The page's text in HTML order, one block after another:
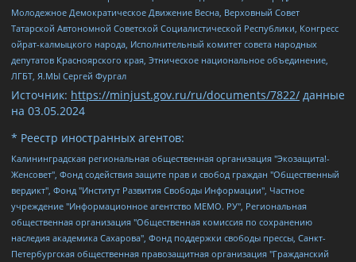
Молодежное Демократическое Движение Весна, Верховный Совет
Татарской Автономной Советской Социалистической Республики, Конгресс
ойрат-калмыцкого народа, Исполнительный комитет совета народных
депутатов Красноярского края, Этническое национальное объединение,
ЛГБТ, Я.МЫ Сергей Фургал
Источник: https://minjust.gov.ru/ru/documents/7822/ данные
на 03.05.2024
* Реестр иностранных агентов:
Калининградская региональная общественная организация "Экозащита!-Женсовет", Фонд содействия защите прав и свобод граждан "Общественный вердикт", Фонд "Институт Развития Свободы Информации", Частное учреждение "Информационное агентство МЕМО. РУ", Региональная общественная организация "Общественная комиссия по сохранению наследия академика Сахарова", Фонд поддержки свободы прессы, Санкт-Петербургская общественная правозащитная организация "Гражданский контроль", Межрегиональная общественная организация "Информационно-просветительский центр "Мемориал", Региональный Фонд "Центр Защиты Прав Средств Массовой Информации", с 05.12.2023 Фонд "Центр Защиты Прав Средств массовой информации", Региональная общественная благотворительная организация помощи беженцам и мигрантам "Гражданское содействие", Негосударственное образовательное учреждение дополнительного профессионального образования (повышение квалификации) специалистов "АКАДЕМИЯ ПО ПРАВАМ ЧЕЛОВЕКА", Свердловская региональная общественная организация "Сутяжник", Автономная некоммерческая организация "Центр независимых социологических исследований", Союз общественных объединений "Российский исследовательский центр по правам человека", Региональное общественное учреждение научно-информационный центр "МЕМОРИАЛ", Некоммерческая организация "Фонд защиты гласности", Автономная некоммерческая организация "Институт прав человека", Городская общественная организация "Екатеринбургское общество "МЕМОРИАЛ", Городская общественная организация "Рязанское историко-просветительское и правозащитное общество "Мемориал" (Рязанский Мемориал), Челябинский региональный орган общественной самодеятельности – женское общественное объединение "Женщины Евразии", Челябинский региональный орган общественной самодеятельности "Уральская правозащитная группа", Фонд содействия защите здоровья и социальной справедливости имени Андрея Рылькова, Автономная Некоммерческая Организация "Аналитический Центр Юрия Левады", Автономная некоммерческая организация социальной поддержки населения "Проект Апрель", Региональная общественная организация помощи женщинам и детям, находящимся в кризисной ситуации "Информационно-методический центр "Анна", Фонд содействия развитию массовых коммуникаций и правовому просвещению "Так-так-Так", Фонд содействия устойчивому развитию "Серебряная тайга", Свердловский региональный общественный фонд социальных проектов "Новое время", "Idel.Реалии", Кавказ.Реалии, Крым.Реалии, Телеканал Настоящее Время, Татаро-башкирская служба Радио Свобода (Azatliq Radiosi), Радио Свободная Европа/Радио Свобода (PCE/PC), "Сибирь.Реалии", "Фактограф", Благотворительный фонд помощи осужденным и их семьям, Автономная некоммерческая организация "Институт глобализации и социальных движений", Фонд "В защиту прав заключенных", Частное учреждение "Центр поддержки и содействия развитию средств массовой информации", Пензенский региональный общественный благотворительный фонд "Гражданский союз", "Север.Реалии", Некоммерческая организация Фонд "Правовая инициатива", Общество с ограниченной ответственностью "Радио Свободная Европа/Радио Свобода", Чешское информационное агентство "MEDIUM-ORIENT", Красноярская региональная общественная организация "Мы против СПИДа", Камалягин Денис Николаевич, Маркелов Сергей Евгеньевич, Пономарев Лев Александрович, Савицкая Людмила Алексеевна, Автономная некоммерческая организация "Центр по работе с проблемой насилия "НАСИЛИЮ.НЕТ", Межрегиональный профессиональный союз работников здравоохранения "Альянс врачей", Юридическое лицо, зарегистрированное в Латвийской Республике, SIA "Medusa Project" (регистрационный номер 40103797863, дата регистрации 10.06.2014), Некоммерческая организация "Фонд по борьбе с коррупцией", Автономная некоммерческая организация "Институт права и публичной политики", Баданин Роман Сергеевич, Гликин Максим Александрович, Железнова Мария Михайловна, Лукьянова Юлия Сергеевна, Маетная Елизавета Витальевна, Маняхин Петр Борисович, Чуракова Ольга Владимировна, Ярош Юлия Петровна, Юридическое лицо "The Insider SIA", зарегистрированное в Риге, Латвийская Республика (дата регистрации 26.06.2015), являющееся администратором доменного имени интернет-издания "The Insider SIA", https://theins.ru, Постернак Алексей Евгеньевич, Рубин Михаил Аркадьевич, Анин Роман Александрович, Юридическое лицо Istories fonds, зарегистрированное в Латвийской Республике (регистрационный номер 50008295751, дата регистрации 24.02.2020), Великовский Дмитрий Александрович, Долинина Ирина Николаевна, Мароховская Алеся Алексеевна, Шлейнов Роман Юрьевич, Шмагун Олеся Валентиновна, Общество с ограниченной ответственностью "Альтаир 2021", Общество с ограниченной ответственностью "Вега 2021", Общество с ограниченной ответственностью "Главный редактор 2021", Общество с ограниченной ответственностью "Ромашки монолит", Важенков Артем Валерьевич, Ивановская областная общественная организация "Центр гендерных исследований", Гурман Юрий Альбертович, Медиапроект "ОВД-Инфо", Егоров Владимир Владимирович, Жилинский Владимир Александрович, Общество с ограниченной ответственностью "ЗП", Иванова София Юрьевна, Карезина Инна Павловна, Кильтау Екатерина Викторовна, Петров Алексей Викторович, Пискунов Сергей Евгеньевич, Смирнов Сергей Сергеевич, Тихонов Михаил Сергеевич, Общество с ограниченной ответственностью "ЖУРНАЛИСТ-ИНОСТРАННЫЙ АГЕНТ", Арапова Галина Юрьевна, Вольтская Татьяна Анатольевна, Американская компания "Mason G.E.S. Anonymous Foundation" (США), являющаяся владельцем интернет-издания https://mnews.world/, Компания "Stichting Bellingcat", зарегистрированная в Нидерландах (дата регистрации 11.07.2018), Захаров Андрей Вячеславович, Клепиковская Екатерина Дмитриевна, Общество с ограниченной ответственностью "МЕМО", Перл Роман Александрович, Симонов Евгений Алексеевич, Соловьева Елена Анатольевна, Сотников Даниил Владимирович, Сурначева Елизавета Дмитриевна, Автономная некоммерческая организация по защите прав человека и информированию населения "Якутия – Наше Мнение", Общество с ограниченной ответственностью "Москоу диджитал медиа", с 26.01.2023 Общество с ограниченной ответственностью "Чайка Белые сады", Ветошкина Валерия Валерьевна, Заговора Максим Александрович, Межрегиональное общественное движение "Российская ЛГБТ - сеть", Оленичев Максим Владимирович, Павлов Иван Юрьевич, Скворцова Елена Сергеевна, Общество с ограниченной ответственностью "Как бы инагент", Кочетков Игорь Викторович, Общество с ограниченной ответственностью "Честные выборы", Еланчик Олег Александрович, Общество с ограниченной ответственностью "Нобелевский призыв", Гималова Регина Эмилевна, Григорьев Андрей Валерьевич, Григорьева Алина Александровна, Ассоциация по содействию защите прав призывников, альтернативнослужащих и военнослужащих "Правозащитная группа "Гражданин.Армия.Право", Хисамова Регина Фаритовна, Автономная некоммерческая организация по реализации социально-правовых программ "Лилит", Дальневосточное общественное движение "Маяк", Санкт-Петербургская ЛГБТ-инициативная группа "Выход", Инициативная группа ЛГБТ+ "Реверс", Алексеев Андрей Викторович, Бекбулатова Таисия Львовна, Беляев Иван Михайлович, Владыкина Елена Сергеевна, Гельман Марат Александрович, Никульшина Вероника Юрьевна, Толоконникова Надежда Андреевна, Шендерович Виктор Анатольевич, Общество с ограниченной ответственностью "Данное сообщение", Общество с ограниченной ответственностью Издательский дом "Новая глава", Айнбиндер Александра Александровна, Московский комьюнити-центр для ЛГБТ+инициатив, Благотворительный фонд развития филантропии, Deutsche Welle (Германия, Kurt-Schumacher-Strasse 3, 53113 Bonn), Борзунова Мария Михайловна, Воробьев Виктор Викторович, Голубева Анна Львовна, Константинова Алла Михайловна, Малкова Ирина Владимировна, Мурадов Мурад Абдулгалимович, Осетинская Елизавета Николаевна, Понасенков Евгений Николаевич, Ганапольский Матвей Юрьевич, Киселев Евгений Алексеевич, Борухович Ирина Григорьевна, Дремин Иван Тимофеевич, Дубровский Дмитрий Викторович, Красноярская региональная общественная организация поддержки и развития альтернативных образовательных технологий и межкультурных коммуникаций "ИНТЕРРА", Маяковская Екатерина Алексеевна, Фейгин Марк Захарович, Филимонов Андрей Викторович, Дзугкоева Регина Николаевна, Доброхотов Роман Александрович, Дудь Юрий Александрович, Елкин Сергей Владимирович, Кругликов Кирилл Игоревич, Сабунаева Мария Леонидовна, Семенов Алексей Владимирович, Шаинян Карен Багратович, Шульман Екатерина Михайловна, Асафьев Артур Валерьевич, Вахштайн Виктор Семенович, Венедиктов Алексей Алексеевич, Лушникова Екатерина Евгеньевна, Волков Леонид Михайлович, Невзоров Александр Глебович, Пархоменко Сергей Борисович, Сироткин Ярослав Николаевич, Кара-Мурза Владимир Владимирович, Баранова Наталья Владимировна, Гозман Леонид Яковлевич, Кагарлицкий Борис Юльевич, Климарев Михаил Валерьевич, Милов Владимир Станиславович, Автономная некоммерческая организация Краснодарский центр современного искусства "Типография", Моргенштерн Алишер Тагирович, Соболь Любовь Эдуардовна, Общество с ограниченной ответственностью "ЛИЗА НОРМ", Каспаров Гарри Кимович, Ходорковский Михаил Борисович, Общество с ограниченной ответственностью "Апрельские тезисы", Данилович Ирина Брониславовна, Кашин Олег Владимирович, Петров Николай Владимирович, Пивоваров Алексей Владимирович, Соколов Михаил Владимирович, Цветкова Юлия Владимировна, Чичваркин Евгений Александрович, Комитет против пыток/Команда против пыток, Общество с ограниченной ответственностью "Первый научный", Общество с ограниченной ответственностью "Вертолет и ко", Белоцерковская Вероника Борисовна, Кац Максим Евгеньевич, Лазарева Татьяна Юрьевна, Шаведдинов Руслан Табризович, Яшин Илья Валерьевич, Общество с ограниченной ответственностью "Иноагент ААВ", Алешковский Дмитрий Петрович, Альбац Евгения Марковна, Быков Дмитрий Львович, Галямина Юлия Евгеньевна, Лойко Сергей Леонидович, Мартынов Кирилл Константинович, Медведев Сергей Александрович, Крашенинников Федор Геннадиевич, Гордеева Катерина Вл